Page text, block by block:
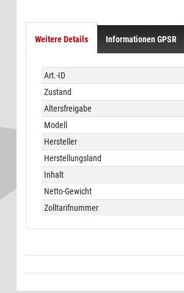
Weitere Details Informationen GPSR
Technisches
Merkmal
Wert
Art.-ID
Zustand
Altersfreigabe
Modell
Hersteller
Herstellungsland
Inhalt
Netto-Gewicht
Zolltarifnummer